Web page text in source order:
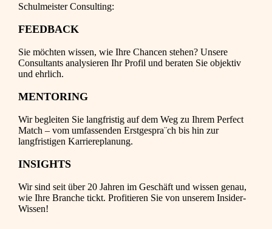
Schulmeister Consulting:
FEEDBACK
Sie möchten wissen, wie Ihre Chancen stehen? Unsere
Consultants analysieren Ihr Profil und beraten Sie objektiv
und ehrlich.
MENTORING
Wir begleiten Sie langfristig auf dem Weg zu Ihrem Perfect
Match – vom umfassenden Erstgespra¨ch bis hin zur
langfristigen Karriereplanung.
INSIGHTS
Wir sind seit über 20 Jahren im Geschäft und wissen genau,
wie Ihre Branche tickt. Profitieren Sie von unserem Insider-
Wissen!